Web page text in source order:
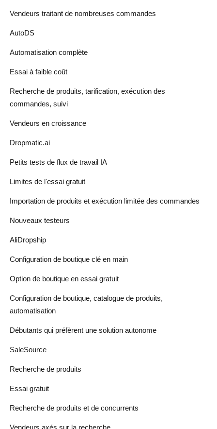
Vendeurs traitant de nombreuses commandes
AutoDS
Automatisation complète
Essai à faible coût
Recherche de produits, tarification, exécution des
commandes, suivi
Vendeurs en croissance
Dropmatic.ai
Petits tests de flux de travail IA
Limites de l'essai gratuit
Importation de produits et exécution limitée des commandes
Nouveaux testeurs
AliDropship
Configuration de boutique clé en main
Option de boutique en essai gratuit
Configuration de boutique, catalogue de produits,
automatisation
Débutants qui préfèrent une solution autonome
SaleSource
Recherche de produits
Essai gratuit
Recherche de produits et de concurrents
Vendeurs axés sur la recherche